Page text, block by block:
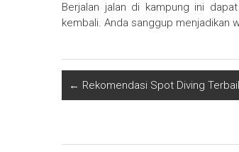
Berjalan jalan di kampung ini
kembali. Anda sanggup menjadikan
← Rekomendasi Spot Diving